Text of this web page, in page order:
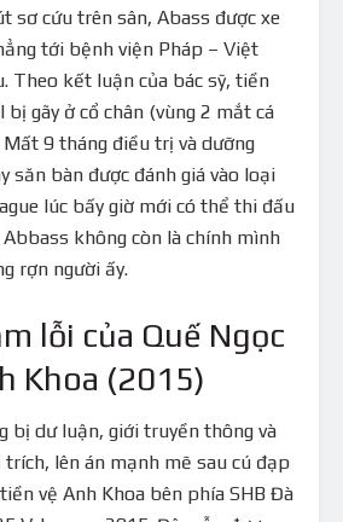
sơ cứu trên sân, Abass được xe
tới bệnh viện Pháp – Việt
Theo kết luận của bác sỹ, tiền
bị gãy ở cổ chân (vùng 2 mắt cá
Mất 9 tháng điều trị và dưỡng
săn bàn được đánh giá vào loại
lúc bấy giờ mới có thể thi đấu
không còn là chính mình
rợn người ấy.
lỗi của Quế Ngọc
Khoa (2015)
bị dư luận, giới truyền thông và
trích, lên án mạnh mẽ sau cú đạp
vệ Anh Khoa bên phía SHB Đà